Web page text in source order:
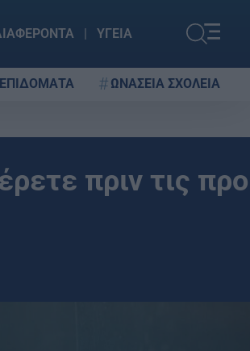
ΥΓΕΙΑ
ΕΠΙΔΟΜΑΤΑ ΩΝΑΣΕΙΑ ΣΧΟΛΕΙΑ
πριν τις